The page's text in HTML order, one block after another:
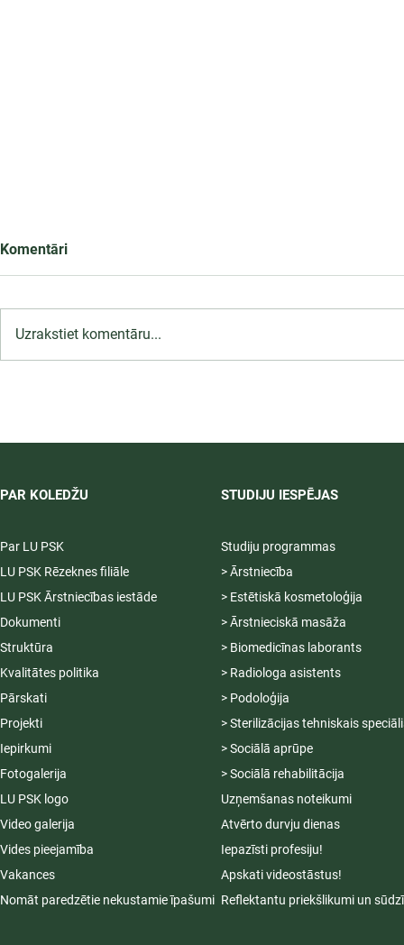
12.09.2026.
Komentāri
Uzrakstiet komentāru...
PAR KOLEDŽU
Par LU PSK
LU PSK Rēzeknes filiāle
LU PSK Ārstniecības iestāde
Dokumenti
Struktūra
Kvalitātes politika
Pārskati
Projekti
Iepirkumi
Fotogalerija
LU PSK logo
Video galerija
Vides pieejamība
Vakances
Nomāt paredzētie nekustamie īpašumi
STUDIJU IESPĒJAS
Studiju programmas
> Ārstniecība
> Estētiskā kosmetoloģija
> Ārstnieciskā masāža
> Biomedicīnas laborants
> Radiologa asistents
> Podoloģija
> Sterilizācijas tehniskais
> Sociālā aprūpe
> Sociālā rehabilitācija
Uzņemšanas noteikumi
Atvērto durvju dienas
Iepazīsti profesiju!
Apskati videostāstus!
Reflektantu priekšlikumi un